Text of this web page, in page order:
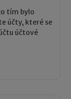
tím bylo
účty, které se
účtové